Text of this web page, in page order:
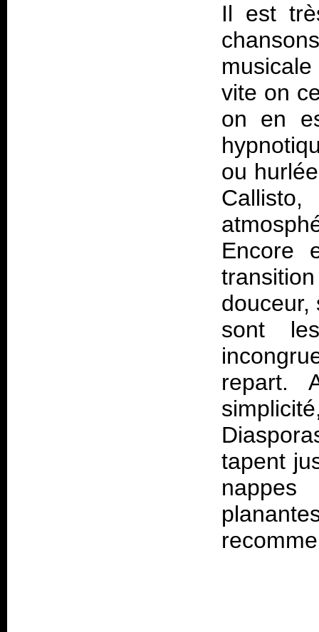
Il est
vite on
on en
ou
Encore
douceur,
sont
repart.
tapent
nappes